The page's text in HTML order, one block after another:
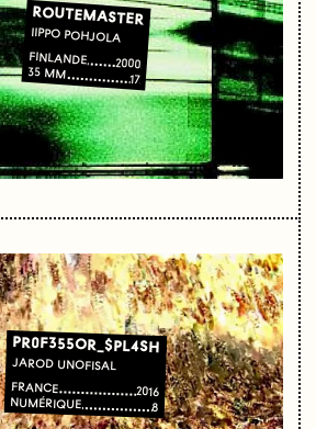
ROUTEMASTER
IIPPO POHJOLA
FINLANDE 2000
35 MM 17
PR0F355OR_$PL4SH
JAROD UNOFISAL
FRANCE 2016
NUMÉRIQUE 8